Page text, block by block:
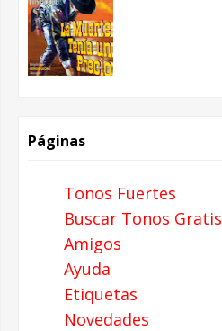
Páginas
Tonos Fuertes
Buscar Tonos Gratis
Amigos
Ayuda
Etiquetas
Novedades